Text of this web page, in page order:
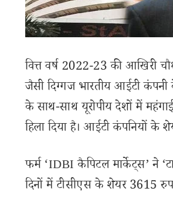
वित्त वर्ष 2022-23 की आखिरी
जैसी दिग्गज भारतीय आईटी
के साथ-साथ यूरोपीय देशों में
हिला दिया है। आईटी कंपनियों के
फर्म ‘IDBI कैपिटल मार्केट्स’ ने
दिनों में टीसीएस के शेयर 3615